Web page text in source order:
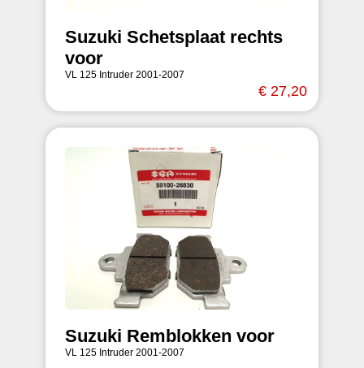
Suzuki Schetsplaat rechts
voor
VL 125 Intruder 2001-2007
€ 27,20
Suzuki Remblokken voor
VL 125 Intruder 2001-2007